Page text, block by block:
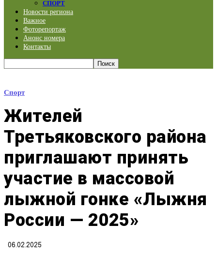
СПОРТ
Новости региона
Важное
Фоторепортаж
Анонс номера
Контакты
Спорт
Жителей
Третьяковского района
приглашают принять
участие в массовой
лыжной гонке «Лыжня
России — 2025»
06.02.2025